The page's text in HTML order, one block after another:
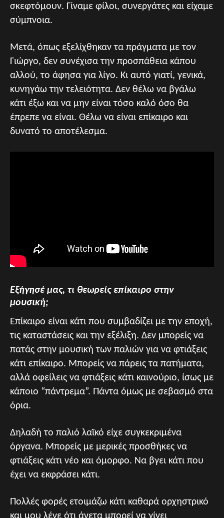
σκεφτόμουν. Γίναμε φίλοι, συνεργάτες και είχαμε
σύμπνοια.
Μετά, όπως εξελίχθηκαν τα πράγματα με τον
Γιώργο, δεν συνέχισα την προσπάθεια κάπου
αλλού, το άφησα για λίγο. Κι αυτό γιατί, γενικά,
κυνηγάω την τελειότητα. Δεν θέλω να βγάλω
κάτι έξω και να μην είναι τόσο καλό όσο θα
έπρεπε να είναι. Θέλω να είναι επίκαιρο και
δυνατό το αποτέλεσμα.
Εξήγησέ μας, τι θεωρείς επίκαιρο στην
μουσική;
Επίκαιρο είναι κάτι που συμβαδίζει με την εποχή,
τις καταστάσεις και την εξέλιξη. Δεν μπορείς να
πατάς στην μουσική των παλιών για να φτιάξεις
κάτι επίκαιρο. Μπορείς να πάρεις τα πατήματα,
αλλά οφείλεις να φτιάξεις κάτι καινούριο, ίσως με
κάποιο “πάντρεμα”. Πάντα όμως με σεβασμό στα
όρια.
Δηλαδή το παλιό λαϊκό είχε συγκεκριμένα
όργανα. Μπορείς με μερικές προσθήκες να
φτιάξεις κάτι νέο και όμορφο. Να βγει κάτι που
έχει να εκφράσει κάτι.
Πολλές φορές ετοιμάζω κάτι καθαρά ορχηστρικό
και μου λένε ότι άνετα μπορεί να γίνει